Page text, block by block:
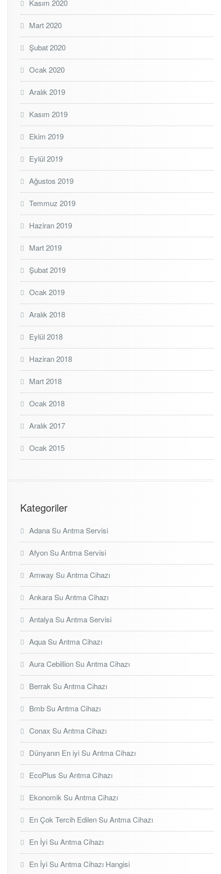
Kasım 2020
Mart 2020
Şubat 2020
Ocak 2020
Aralık 2019
Kasım 2019
Ekim 2019
Eylül 2019
Ağustos 2019
Temmuz 2019
Haziran 2019
Mart 2019
Şubat 2019
Ocak 2019
Aralık 2018
Eylül 2018
Haziran 2018
Mart 2018
Ocak 2018
Aralık 2017
Ocak 2015
Kategoriler
Adana Su Arıtma Servisi
Afyon Su Arıtma Servisi
Amway Su Arıtma Cihazı
Ankara Su Arıtma Cihazı
Antalya Su Arıtma Servisi
Aqua Su Arıtma Cihazı
Aura Cebillion Su Arıtma Cihazı
Berrak Su Arıtma Cihazı
Bmb Su Arıtma Cihazı
Conax Su Arıtma Cihazı
Dünyanın En iyi Su Arıtma Cihazı
EcoPlus Su Arıtma Cihazı
Ekonomik Su Arıtma Cihazı
En Çok Tercih Edilen Su Arıtma Cihazı
En İyi Su Arıtma Cihazı
En İyi Su Arıtma Cihazı Hangisi